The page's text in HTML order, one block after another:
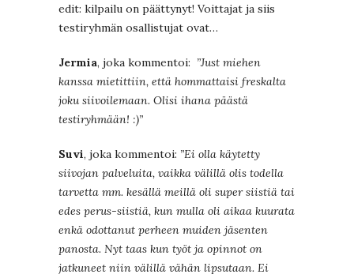
edit: kilpailu on päättynyt! Voittajat ja siis
testiryhmän osallistujat ovat…
Jermia, joka kommentoi: ”Just miehen
kanssa mietittiin, että hommattaisi freskalta
joku siivoilemaan. Olisi ihana päästä
testiryhmään! :)”
Suvi, joka kommentoi: ”Ei olla käytetty
siivojan palveluita, vaikka välillä olis todella
tarvetta mm. kesällä meillä oli super siistiä tai
edes perus-siistiä, kun mulla oli aikaa kuurata
enkä odottanut perheen muiden jäsenten
panosta. Nyt taas kun työt ja opinnot on
jatkuneet niin välillä vähän lipsutaan. Ei